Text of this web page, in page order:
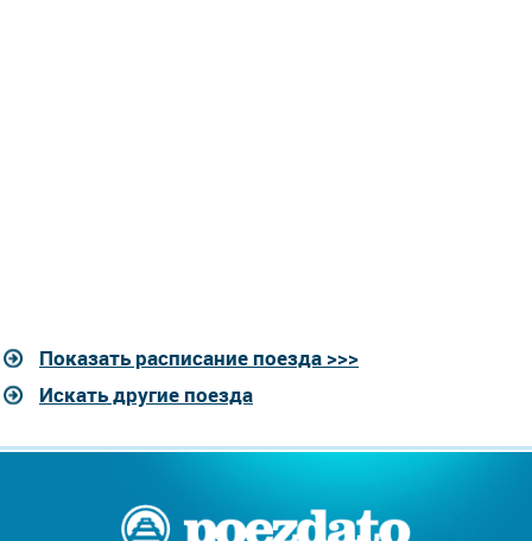
Показать расписание поезда >>>
Искать другие поезда